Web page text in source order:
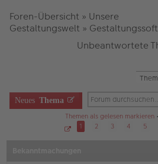
Foren-Übersicht » Unsere
Gestaltungswelt »
Unbeantwortete
Neues Thema
Themen als gelesen markieren
1 2 3 4 5